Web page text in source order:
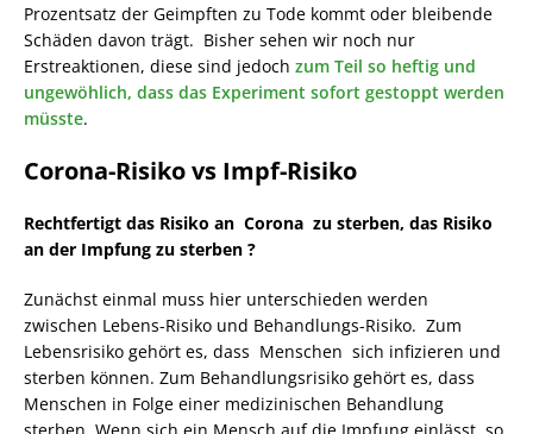
Prozentsatz der Geimpften zu Tode kommt oder bleibende
Schäden davon trägt. Bisher sehen wir noch nur
Erstreaktionen, diese sind jedoch zum Teil so heftig und
ungewöhlich, dass das Experiment sofort gestoppt werden
müsste.
Corona-Risiko vs Impf-Risiko
Rechtfertigt das Risiko an Corona zu sterben, das Risiko
an der Impfung zu sterben ?
Zunächst einmal muss hier unterschieden werden
zwischen Lebens-Risiko und Behandlungs-Risiko. Zum
Lebensrisiko gehört es, dass Menschen sich infizieren und
sterben können. Zum Behandlungsrisiko gehört es, dass
Menschen in Folge einer medizinischen Behandlung